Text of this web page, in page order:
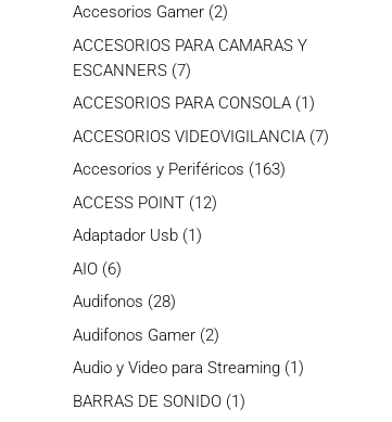
Accesorios Gamer 22
productos
ACCESORIOS PARA CAMARAS Y
ESCANNERS 77
productos
ACCESORIOS PARA CONSOLA 11
producto
ACCESORIOS VIDEOVIGILANCIA 77
Accesorios y Periféricos 163163
ACCESS POINT 1212
Adaptador Usb 11
AIO 66
productos
Audifonos 2828
productos
Audifonos Gamer 22
productos
Audio y Video para Streaming 11
BARRAS DE SONIDO 11